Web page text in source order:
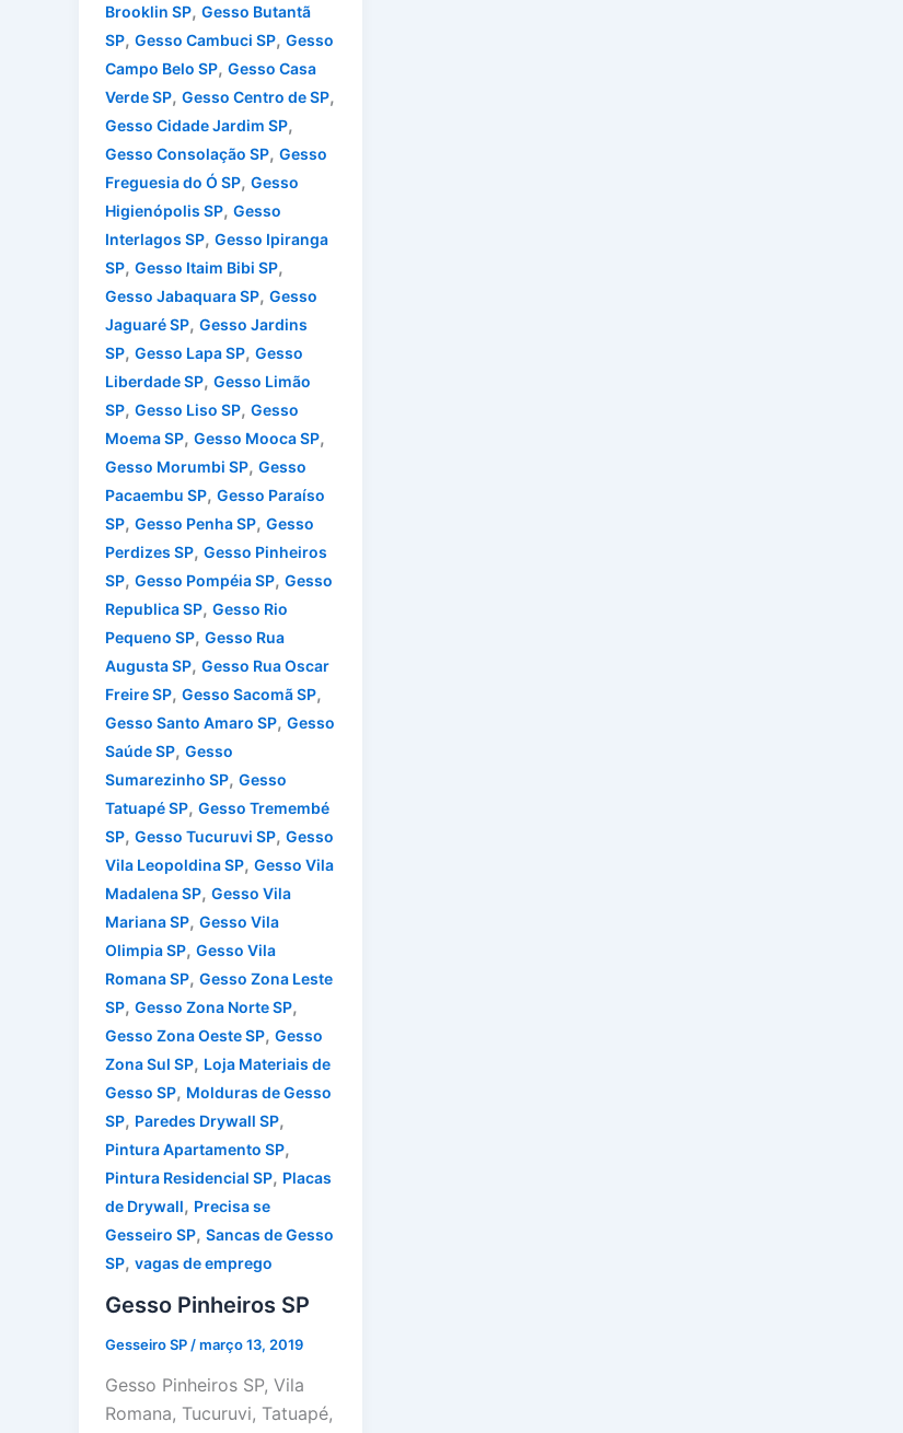
Brooklin SP, Gesso Butantã
SP, Gesso Cambuci SP, Gesso
Campo Belo SP, Gesso Casa
Verde SP, Gesso Centro de SP,
Gesso Cidade Jardim SP,
Gesso Consolação SP, Gesso
Freguesia do Ó SP, Gesso
Higienópolis SP, Gesso
Interlagos SP, Gesso Ipiranga
SP, Gesso Itaim Bibi SP,
Gesso Jabaquara SP, Gesso
Jaguaré SP, Gesso Jardins
SP, Gesso Lapa SP, Gesso
Liberdade SP, Gesso Limão
SP, Gesso Liso SP, Gesso
Moema SP, Gesso Mooca SP,
Gesso Morumbi SP, Gesso
Pacaembu SP, Gesso Paraíso
SP, Gesso Penha SP, Gesso
Perdizes SP, Gesso Pinheiros
SP, Gesso Pompéia SP, Gesso
Republica SP, Gesso Rio
Pequeno SP, Gesso Rua
Augusta SP, Gesso Rua Oscar
Freire SP, Gesso Sacomã SP,
Gesso Santo Amaro SP, Gesso
Saúde SP, Gesso
Sumarezinho SP, Gesso
Tatuapé SP, Gesso Tremembé
SP, Gesso Tucuruvi SP, Gesso
Vila Leopoldina SP, Gesso Vila
Madalena SP, Gesso Vila
Mariana SP, Gesso Vila
Olimpia SP, Gesso Vila
Romana SP, Gesso Zona Leste
SP, Gesso Zona Norte SP,
Gesso Zona Oeste SP, Gesso
Zona Sul SP, Loja Materiais de
Gesso SP, Molduras de Gesso
SP, Paredes Drywall SP,
Pintura Apartamento SP,
Pintura Residencial SP, Placas
de Drywall, Precisa se
Gesseiro SP, Sancas de Gesso
SP, vagas de emprego
Gesso Pinheiros SP
Gesseiro SP /março 13, 2019
Gesso Pinheiros SP, Vila
Romana, Tucuruvi, Tatuapé,